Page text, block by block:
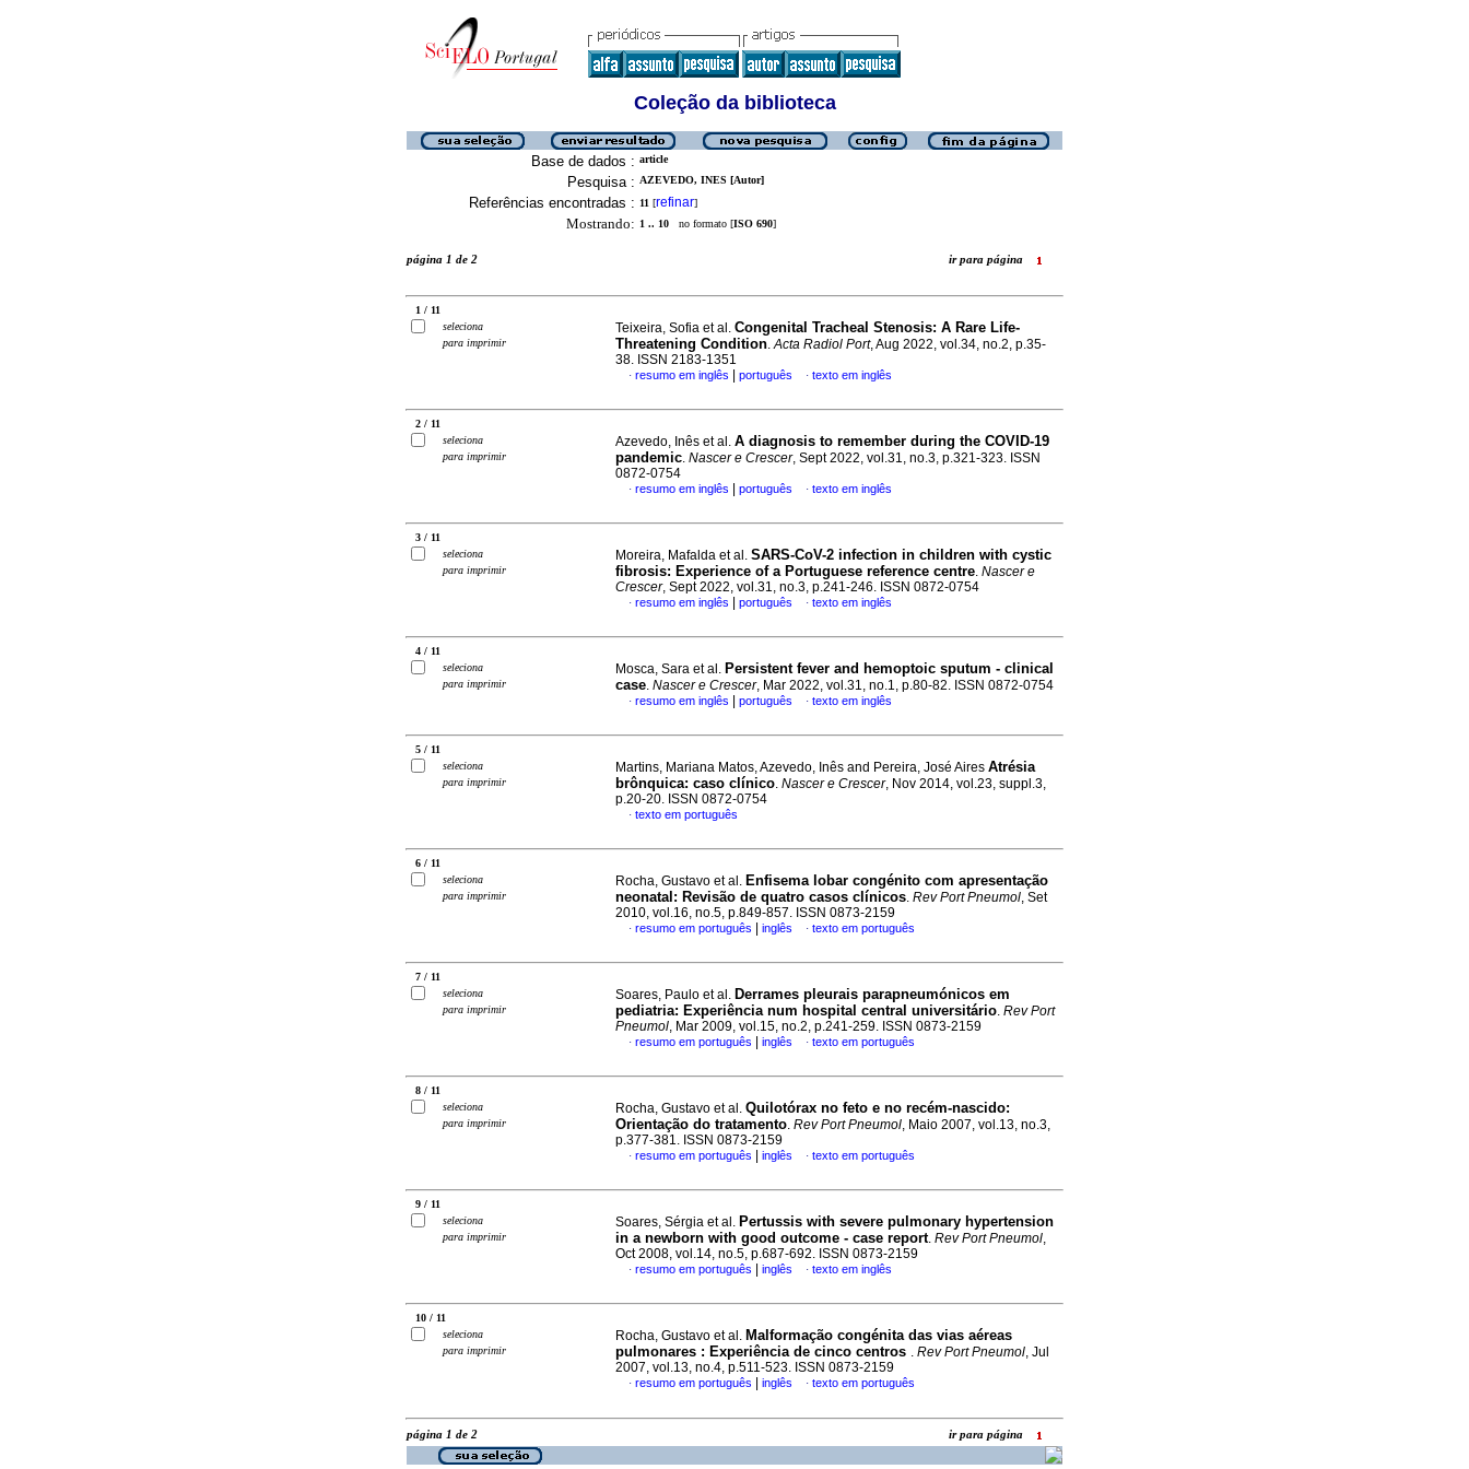
Coleção da biblioteca
Base de dados : article
Pesquisa : AZEVEDO, INES [Autor]
Referências encontradas : 11 [refinar]
Mostrando: 1 .. 10 no formato [ISO 690]
página 1 de 2 ir para página
1 / 11
seleciona
para imprimir
Teixeira, Sofia et al. Congenital Tracheal Stenosis: A Rare Life-
Threatening Condition.Acta Radiol Port, Aug 2022, vol.34, no.2, p.35-
38. ISSN 2183-1351
· resumo em inglês português · texto em inglês
2 / 11
seleciona
para imprimir
Azevedo, Inês et al. A diagnosis to remember during the COVID-19
pandemic. Nascer e Crescer, Sept 2022, vol.31, no.3, p.321-323. ISSN
0872-0754
· resumo em inglês português · texto em inglês
3 / 11
seleciona
para imprimir
Moreira, Mafalda et al. SARS-CoV-2 infection in children with cystic
fibrosis: Experience of a Portuguese reference centre. Nascer e
Crescer, Sept 2022, vol.31, no.3, p.241-246. ISSN 0872-0754
· resumo em inglês português · texto em inglês
4 / 11
seleciona
para imprimir
Mosca, Sara et al. Persistent fever and hemoptoic sputum - clinical
case. Nascer e Crescer, Mar 2022, vol.31, no.1, p.80-82. ISSN 0872-0754
· resumo em inglês português · texto em inglês
5 / 11
seleciona
para imprimir
Martins, Mariana Matos, Azevedo, Inês and Pereira, José Aires Atrésia
brônquica: caso clínico. Nascer e Crescer, Nov 2014, vol.23, suppl.3,
p.20-20. ISSN 0872-0754
· texto em português
6 / 11
seleciona
para imprimir
Rocha, Gustavo et al. Enfisema lobar congénito com apresentação
neonatal : Revisão de quatro casos clínicos. Rev Port Pneumol, Set
2010, vol.16, no.5, p.849-857. ISSN 0873-2159
· resumo em português inglês · texto em português
7 / 11
seleciona
para imprimir
Soares, Paulo et al. Derrames pleurais parapneumónicos em
pediatria: Experiência num hospital central universitário. Rev Port
Pneumol, Mar 2009, vol.15, no.2, p.241-259. ISSN 0873-2159
· resumo em português inglês · texto em português
8 / 11
seleciona
para imprimir
Rocha, Gustavo et al. Quilotórax no feto e no recém-nascido:
Orientação do tratamento. Rev Port Pneumol, Maio 2007, vol.13, no.3,
p.377-381. ISSN 0873-2159
· resumo em português inglês · texto em português
9 / 11
seleciona
para imprimir
Soares, Sérgia et al. Pertussis with severe pulmonary hypertension
in a newborn with good outcome - case report. Rev Port Pneumol,
Oct 2008, vol.14, no.5, p.687-692. ISSN 0873-2159
· resumo em português inglês · texto em inglês
10 / 11
seleciona
para imprimir
Rocha, Gustavo et al. Malformação congénita das vias aéreas
pulmonares : Experiência de cinco centros . Rev Port Pneumol, Jul
2007, vol.13, no.4, p.511-523. ISSN 0873-2159
· resumo em português inglês · texto em português
página 1 de 2 ir para página